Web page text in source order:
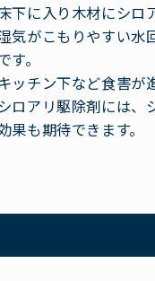
下に入り木材にシロ
気がこもりやすい水
す。
ッチン下など食害が
シロアリ駆除剤には、
果も期待できます。